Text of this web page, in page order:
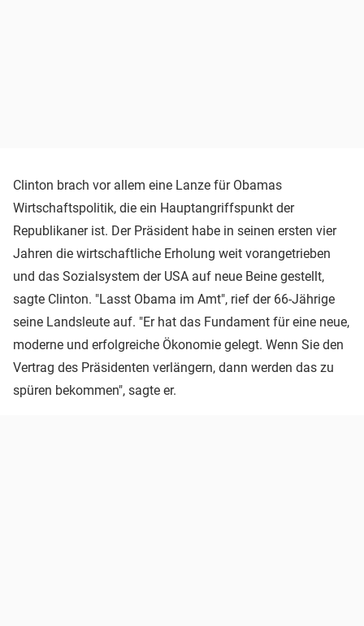
Clinton brach vor allem eine Lanze für Obamas
Wirtschaftspolitik, die ein Hauptangriffspunkt der
Republikaner ist. Der Präsident habe in seinen ersten vier
Jahren die wirtschaftliche Erholung weit vorangetrieben
und das Sozialsystem der USA auf neue Beine gestellt,
sagte Clinton. "Lasst Obama im Amt", rief der 66-Jährige
seine Landsleute auf. "Er hat das Fundament für eine neue,
moderne und erfolgreiche Ökonomie gelegt. Wenn Sie den
Vertrag des Präsidenten verlängern, dann werden das zu
spüren bekommen", sagte er.